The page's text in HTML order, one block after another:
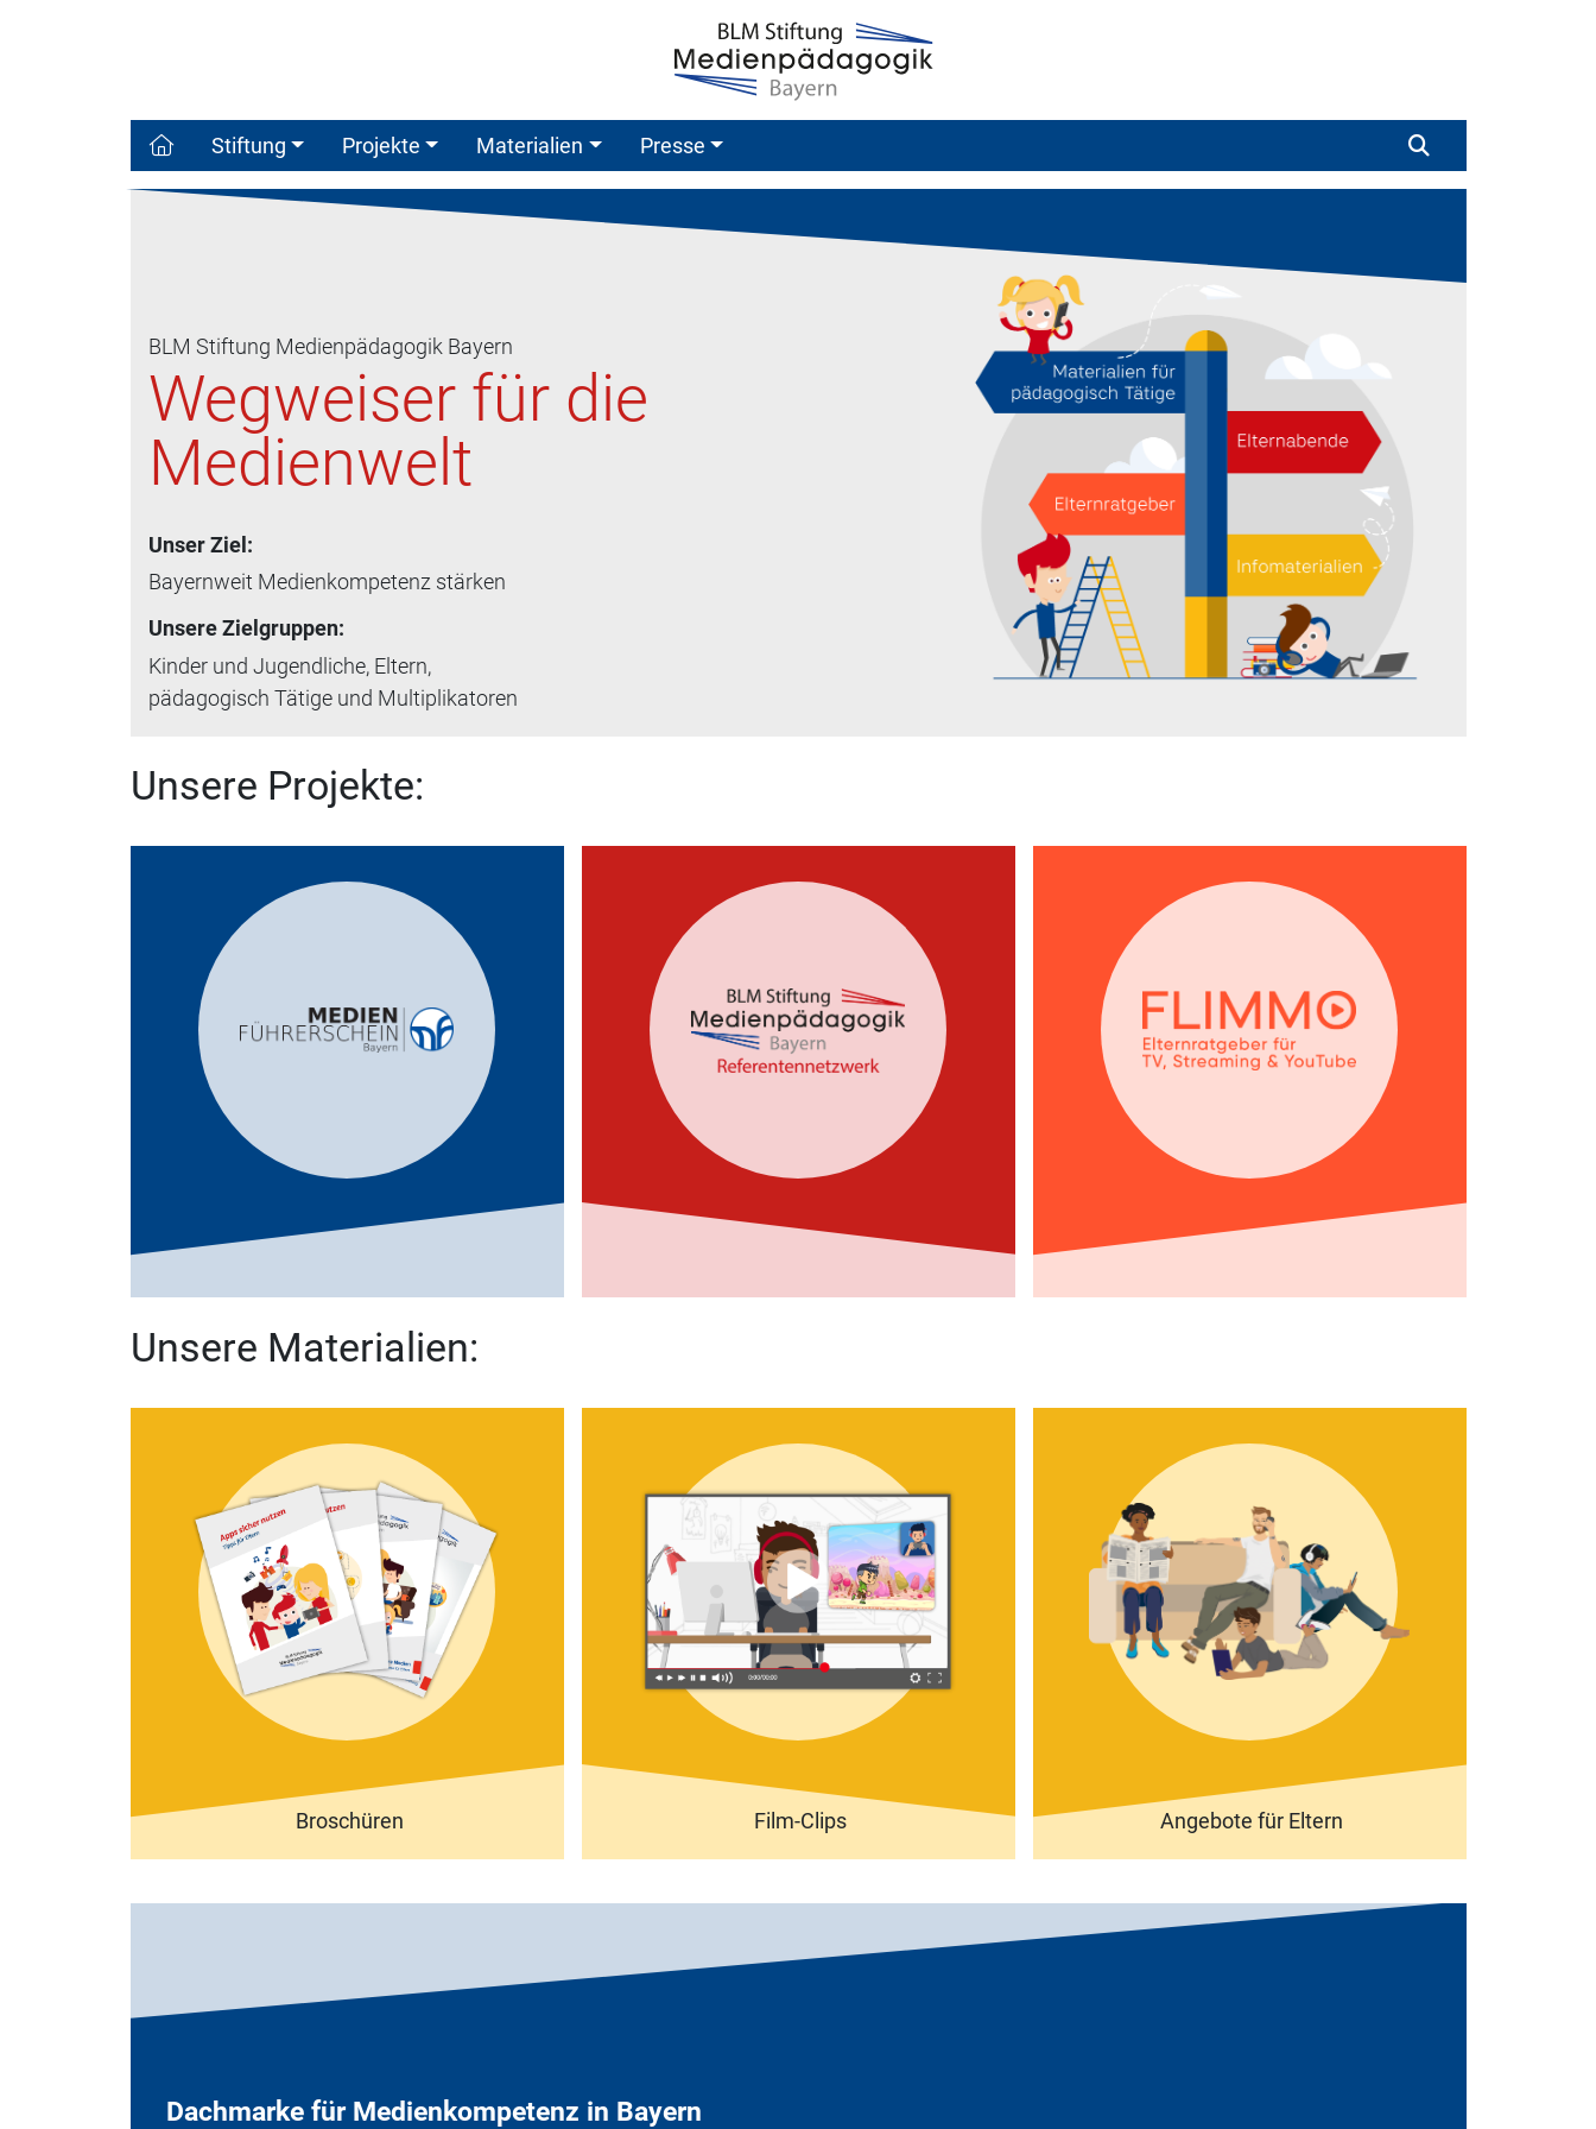
Stiftung Projekte Materialien Presse
BLM Stiftung Medienpädagogik Bayern
Wegweiser für die
Medienwelt
Unser Ziel:
Bayernweit Medienkompetenz stärken
Unsere Zielgruppen:
Kinder und Jugendliche, Eltern,
pädagogisch Tätige und Multiplikatoren
Unsere Projekte:
Unsere Materialien:
Broschüren Film-Clips Angebote für Eltern
Dachmarke für Medienkompetenz in Bayern